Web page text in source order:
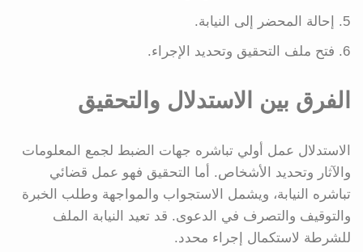
إحالة المحضر إلى النيابة.
فتح ملف التحقيق وتحديد الإجراء.
الفرق بين الاستدلال والتحقيق
الاستدلال عمل أولي تباشره جهات الضبط لجمع المعلومات
والآثار وتحديد الأشخاص. أما التحقيق فهو عمل قضائي
تباشره النيابة، ويشمل الاستجواب والمواجهة وطلب الخبرة
والتوقيف والتصرف في الدعوى. قد تعيد النيابة الملف
للشرطة لاستكمال إجراء محدد.